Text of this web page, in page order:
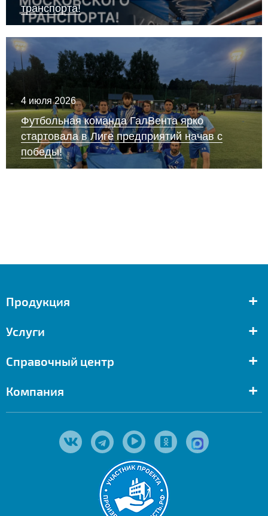
транспорта!
4 июля 2026
Футбольная команда ГалВента ярко
стартовала в Лиге предприятий начав с
победы!
Продукция +
Услуги +
Справочный центр +
Компания +